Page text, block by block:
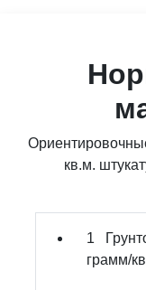
кв.м.
1
грамм/